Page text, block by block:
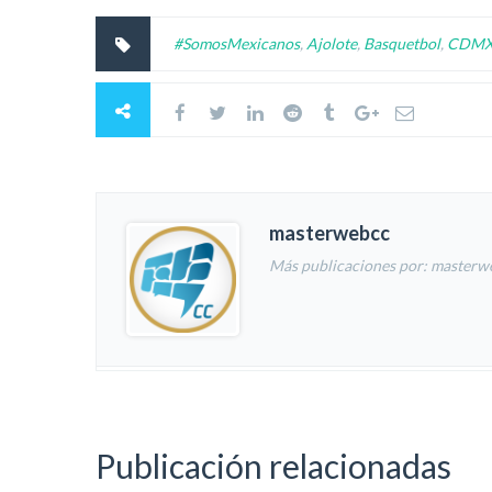
#SomosMexicanos, Ajolote, Basquetbol,
masterwebcc
Más publicaciones por:
Publicación relacionadas